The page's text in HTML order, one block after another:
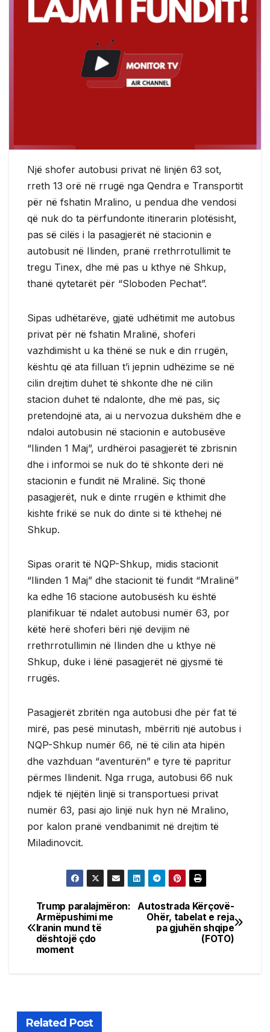
Një shofer autobusi privat në linjën 63 sot,
rreth 13 orë në rrugë nga Qendra e Transportit
për në fshatin Mralino, u pendua dhe vendosi
që nuk do ta përfundonte itinerarin plotësisht,
pas së cilës i la pasagjerët në stacionin e
autobusit në Ilinden, pranë rrethrrotullimit te
tregu Tinex, dhe më pas u kthye në Shkup,
thanë qytetarët për “Sloboden Pechat”.
Sipas udhëtarëve, gjatë udhëtimit me autobus
privat për në fshatin Mralinë, shoferi
vazhdimisht u ka thënë se nuk e din rrugën,
kështu që ata filluan t’i jepnin udhëzime se në
cilin drejtim duhet të shkonte dhe në cilin
stacion duhet të ndalonte, dhe më pas, siç
pretendojnë ata, ai u nervozua dukshëm dhe e
ndaloi autobusin në stacionin e autobusëve
“Ilinden 1 Maj”, urdhëroi pasagjerët të zbrisnin
dhe i informoi se nuk do të shkonte deri në
stacionin e fundit në Mralinë. Siç thonë
pasagjerët, nuk e dinte rrugën e kthimit dhe
kishte frikë se nuk do dinte si të kthehej në
Shkup.
Sipas orarit të NQP-Shkup, midis stacionit
“Ilinden 1 Maj” dhe stacionit të fundit “Mralinë”
ka edhe 16 stacione autobusësh ku është
planifikuar të ndalet autobusi numër 63, por
këtë herë shoferi bëri një devijim në
rrethrrotullimin në Ilinden dhe u kthye në
Shkup, duke i lënë pasagjerët në gjysmë të
rrugës.
Pasagjerët zbritën nga autobusi dhe për fat të
mirë, pas pesë minutash, mbërriti një autobus i
NQP-Shkup numër 66, në të cilin ata hipën
dhe vazhduan “aventurën” e tyre të papritur
përmes Ilindenit. Nga rruga, autobusi 66 nuk
ndjek të njëjtën linjë si transportuesi privat
numër 63, pasi ajo linjë nuk hyn në Mralino,
por kalon pranë vendbanimit në drejtim të
Miladinovcit.
Post
navigation
Autostrada Kërçovë-
Ohër, tabelat e reja
pa gjuhën shqipe
(FOTO)
Trump paralajmëron:
Armëpushimi me
Iranin mund të
dështojë çdo
moment
Related Post